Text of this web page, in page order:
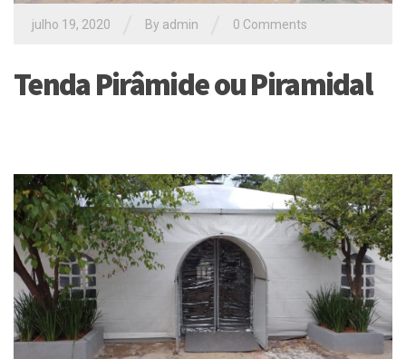
julho 19, 2020 By admin 0 Comments
Tenda Pirâmide ou Piramidal